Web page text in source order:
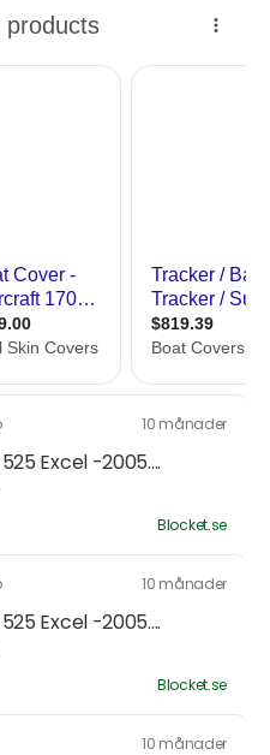
10 månader
Excel -2005....
Blocket.se
10 månader
Excel -2005....
Blocket.se
10 månader